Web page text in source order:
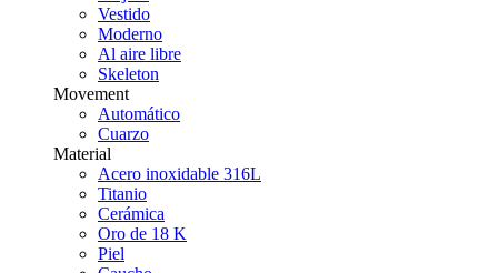
Vestido
Moderno
Al aire libre
Skeleton
Movement
Automático
Cuarzo
Material
Acero inoxidable 316L
Titanio
Cerámica
Oro de 18 K
Piel